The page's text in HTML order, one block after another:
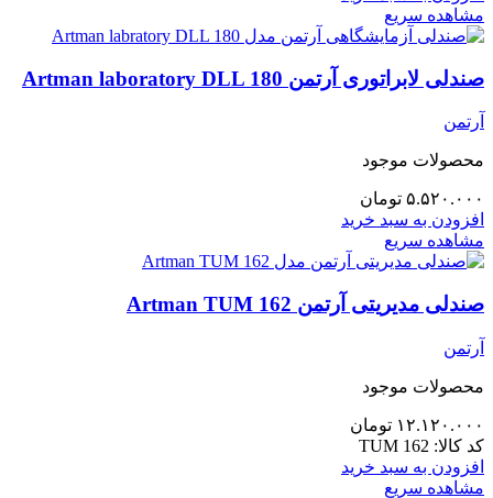
مشاهده سریع
صندلی لابراتوری آرتمن Artman laboratory DLL 180
آرتمن
محصولات موجود
۵.۵۲۰.۰۰۰ تومان
افزودن به سبد خرید
مشاهده سریع
صندلی مدیریتی آرتمن Artman TUM 162
آرتمن
محصولات موجود
۱۲.۱۲۰.۰۰۰ تومان
کد کالا: TUM 162
افزودن به سبد خرید
مشاهده سریع